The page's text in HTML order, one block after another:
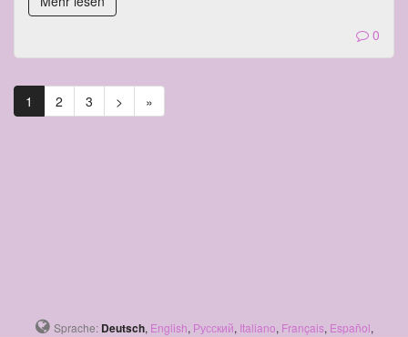
0
1 2 3 > »
Sprache: Deutsch, English, Русский, Italiano, Français, Español,